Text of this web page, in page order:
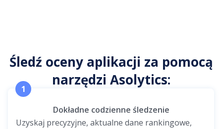
Śledź oceny aplikacji za pomocą
narzędzi Asolytics:
1
Dokładne codzienne śledzenie
Uzyskaj precyzyjne, aktualne dane rankingowe,